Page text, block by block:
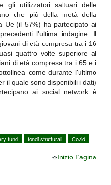
gli utilizzatori saltuari delle
che più della metà della
Ue (il 57%) ha partecipato ai
l'ultima indagine. Il
di età compresa tra i 16
quattro volte superiore al
di età compresa tra i 65 e i
come durante l'ultimo
il quale sono disponibili i dati)
ai social network è
fund fondi strutturali Covid
Inizio Pagina